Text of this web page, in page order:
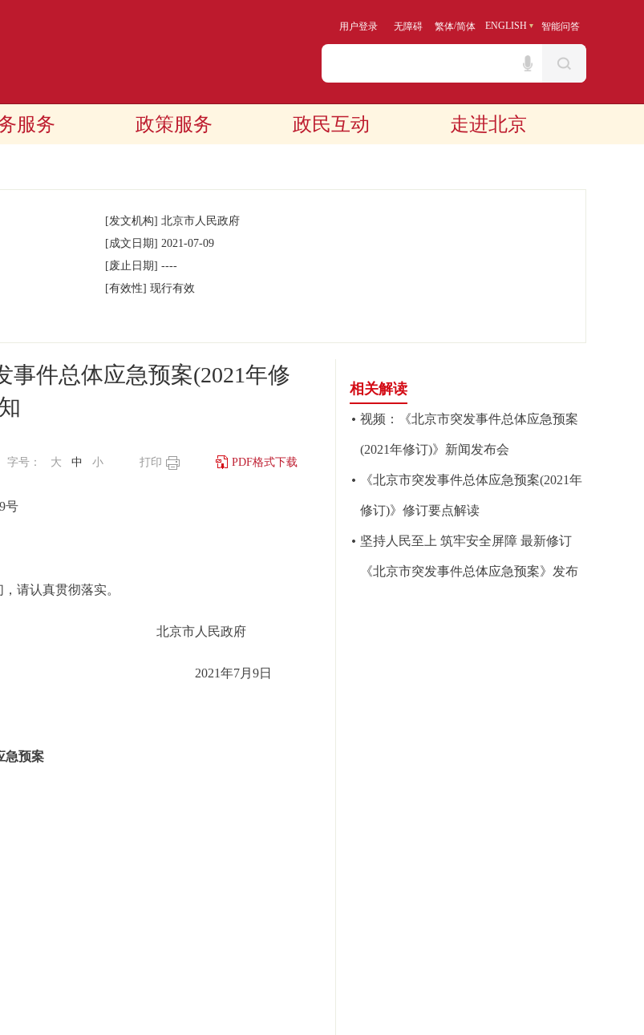
用户登录 无障碍 繁体/简体 ENGLISH 智能问答
服务 政策服务 政民互动 走进北京
[发文机构] 北京市人民政府
[成文日期] 2021-07-09
[废止日期] ----
[有效性] 现行有效
件总体应急预案(2021年修
PDF格式下载
打印
字号： 大 中 小
号
请认真贯彻落实。
北京市人民政府
2021年7月9日
急预案
相关解读
视频：《北京市突发事件总体应急预案
(2021年修订)》新闻发布会
《北京市突发事件总体应急预案(2021年
修订)》修订要点解读
坚持人民至上 筑牢安全屏障 最新修订
《北京市突发事件总体应急预案》发布